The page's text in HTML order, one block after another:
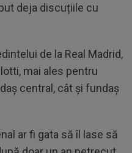
deja discuțiile cu
de la Real Madrid,
mai ales pentru
central, cât și fundaș
ar fi gata să îl lase să